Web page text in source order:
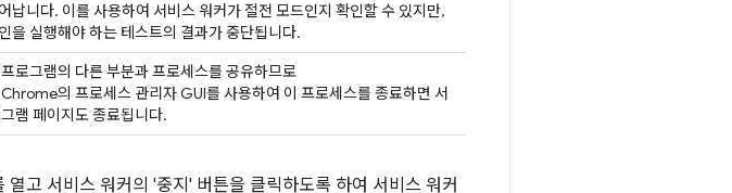
납니다. 이를 사용하여 서비스 워커가 절전 모드인지 확인할 수 있지만,
을 실행해야 하는 테스트의 결과가 중단됩니다.
로그램의 다른 부분과 프로세스를 공유하므로
의 프로세스 관리자 GUI를 사용하여 이 프로세스를 종료하면 서
램 페이지도 종료됩니다.
서비스 워커의 '중지' 버튼을 클릭하도록 하여 서비스 워커